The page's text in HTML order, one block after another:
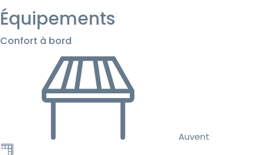
Équipements
Confort à bord
Auvent